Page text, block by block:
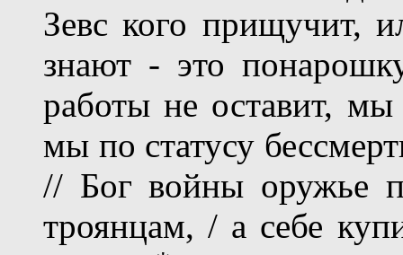
Зевс кого прищучит,
знают - это
работы не оставит,
мы по статусу
// Бог войны оружье
троянцам, / а себе